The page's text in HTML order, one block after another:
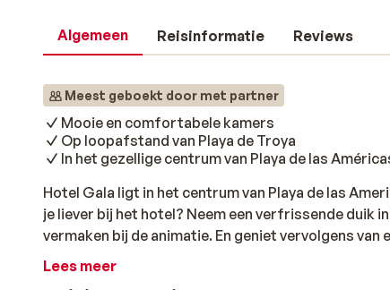
Algemeen Reisinformatie Reviews
Meest geboekt door met partner
Mooie en comfortabele kamers
Op loopafstand van Playa de Troya
In het gezellige centrum van Playa de las
Hotel Gala ligt in het centrum van Playa de las
je liever bij het hotel? Neem een verfrissende duik
vermaken bij de animatie. En geniet vervolgens
fantastisch: je kijkt uit op de Atlantische Oceaan en
Lees meer